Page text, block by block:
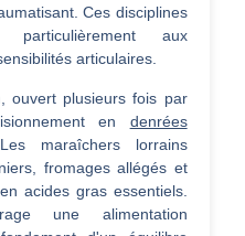
Ces disciplines
particulièrement aux
articulaires.
ouvert plusieurs fois par
en denrées
maraîchers lorrains
fromages allégés et
acides gras essentiels.
une alimentation